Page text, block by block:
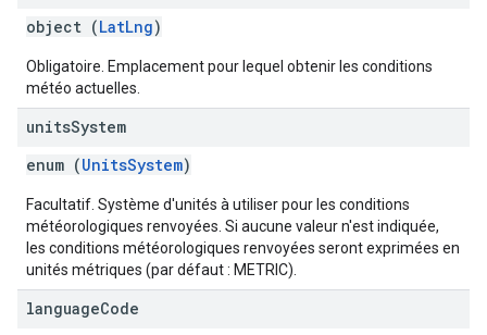
object (LatLng)
Obligatoire. Emplacement pour lequel obtenir les conditions
météo actuelles.
unitsSystem
enum (UnitsSystem)
Facultatif. Système d'unités à utiliser pour les conditions
météorologiques renvoyées. Si aucune valeur n'est indiquée,
les conditions météorologiques renvoyées seront exprimées en
unités métriques (par défaut : METRIC).
languageCode